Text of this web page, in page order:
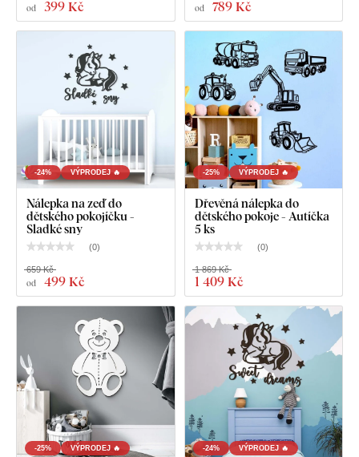
Co najdete v balení?
Dřevěná nálepka na zeď - Hvězdy
od 399 Kč od 789 Kč
-24% VÝPRODEJ 🔥
Nálepka na zeď do
dětského pokojíčku -
Sladké sny
(0)
od 499 Kč
659 Kč
-25% VÝPRODEJ 🔥
Dřevěná nálepka do
dětského pokoje - Autíčka
5 ks
(0)
1 409 Kč
1 869 Kč
-25% VÝPRODEJ 🔥 -24% VÝPRODEJ 🔥